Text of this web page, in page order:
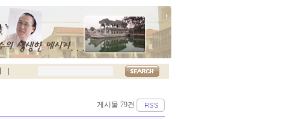
게시물 79건